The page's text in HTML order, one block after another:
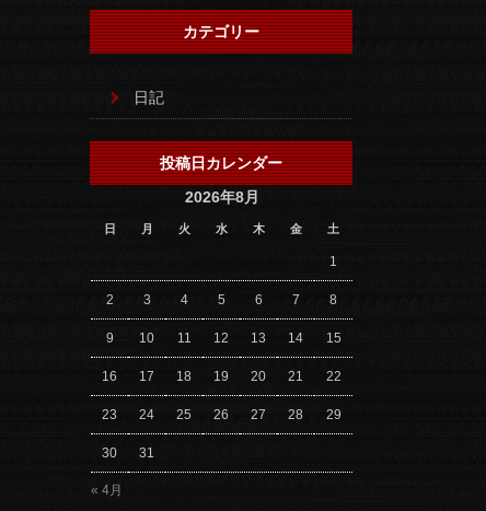
カテゴリー
日記
投稿日カレンダー
2026年8月
日 月 火 水 木 金 土
« 4月
1
2 3 4 5 6 7 8
9 10 11 12 13 14 15
16 17 18 19 20 21 22
23 24 25 26 27 28 29
30 31